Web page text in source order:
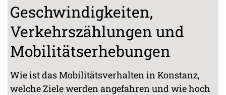
Geschwindigkeiten,
Verkehrszählungen und
Mobilitätserhebungen
Wie ist das Mobilitätsverhalten in Konstanz,
welche Ziele werden angefahren und wie hoch